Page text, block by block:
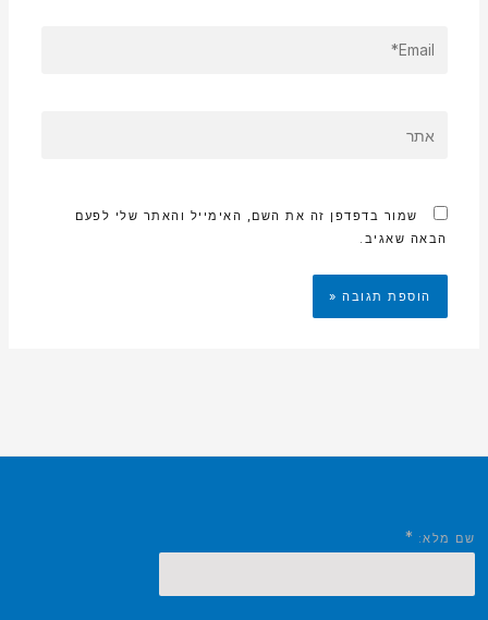
שמור בדפדפן זה את השם, האימייל והאתר שלי לפעם
הבאה שאגיב.
שם מלא: *